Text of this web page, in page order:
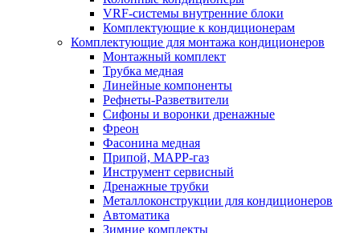
VRF-системы внутренние блоки
Комплектующие к кондиционерам
Комплектующие для монтажа кондиционеров
Монтажный комплект
Трубка медная
Линейные компоненты
Рефнеты-Разветвители
Сифоны и воронки дренажные
Фреон
Фасонина медная
Припой, МАРР-газ
Инструмент сервисный
Дренажные трубки
Металлоконструкции для кондиционеров
Автоматика
Зимние комплекты